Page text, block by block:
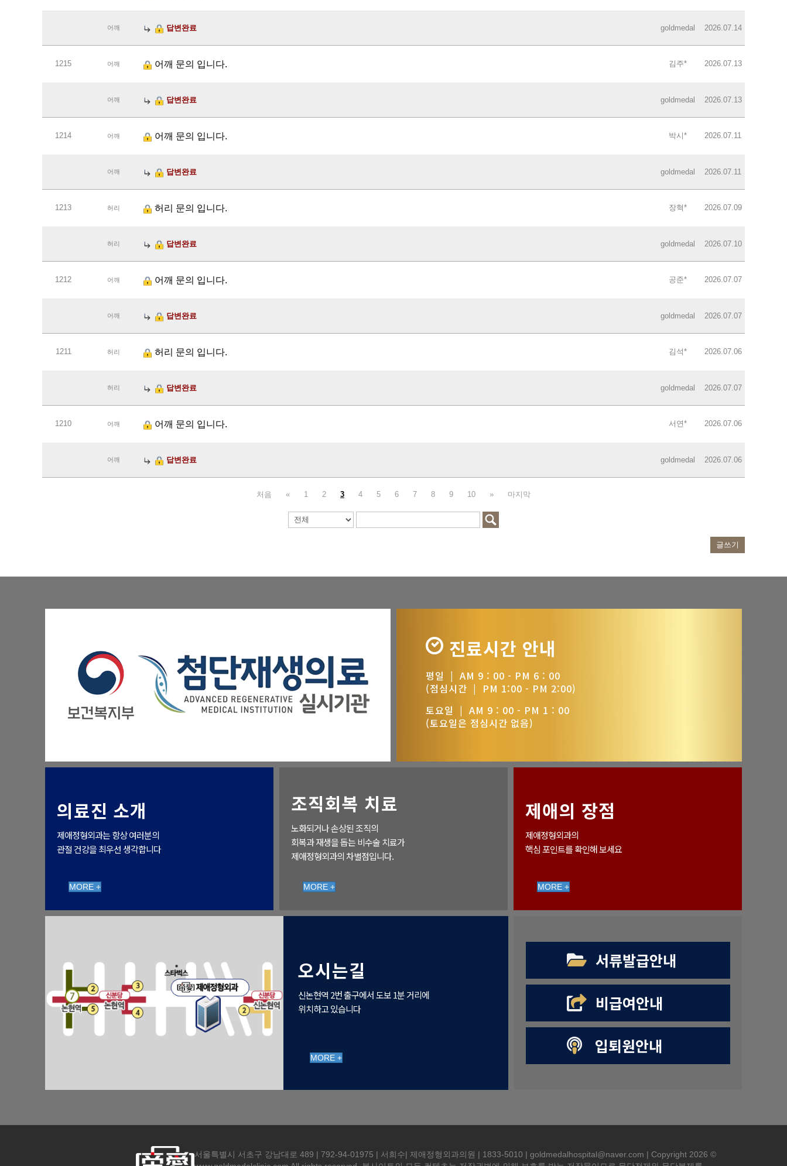
어깨 답변완료 goldmedal 2026.07.14
1215 어깨 어깨 문의 입니다. 김주* 2026.07.13
어깨 답변완료 goldmedal 2026.07.13
1214 어깨 어깨 문의 입니다. 박시* 2026.07.11
어깨 답변완료 goldmedal 2026.07.11
1213 허리 허리 문의 입니다. 장혁* 2026.07.09
허리 답변완료 goldmedal 2026.07.10
1212 어깨 어깨 문의 입니다. 공준* 2026.07.07
어깨 답변완료 goldmedal 2026.07.07
1211 허리 허리 문의 입니다. 김석* 2026.07.06
허리 답변완료 goldmedal 2026.07.07
1210 어깨 어깨 문의 입니다. 서연* 2026.07.06
어깨 답변완료 goldmedal 2026.07.06
처음 « 1 2 3 4 5 6 7 8 9 10 » 마지막
글쓰기
진료시간 안내
평일 | AM 9 : 00 - PM 6 : 00
(점심시간 | PM 1:00 - PM 2:00)
토요일 | AM 9 : 00 - PM 1 : 00
(토요일은 점심시간 없음)
의료진 소개
제애정형외과는 항상 여러분의
관절 건강을 최우선 생각합니다
MORE +
조직회복 치료
노화되거나 손상된 조직의
회복과 재생을 돕는 비수술 치료가
제애정형외과의 차별점입니다.
MORE +
제애의 장점
제애정형외과의
핵심 포인트를 확인해 보세요
MORE +
오시는길
신논현역 2번 출구에서 도보 1분 거리에
위치하고 있습니다
MORE +
서류발급안내
비급여안내
입퇴원안내
서울특별시 서초구 강남대로 489 | 792-94-01975 | 서희수| 제애정형외과의원 | 1833-5010 | goldmedalhospital@naver.com | Copyright 2026 ©